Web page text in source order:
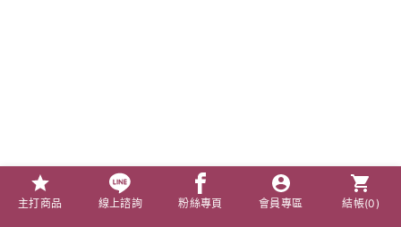
主打商品 線上諮詢 粉絲專頁 會員專區 結帳(0)